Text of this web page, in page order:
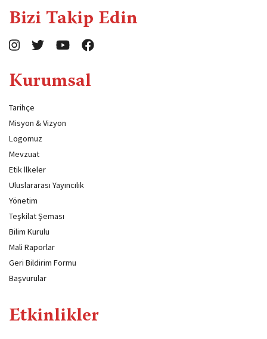
Bizi Takip Edin
Kurumsal
Tarihçe
Misyon & Vizyon
Logomuz
Mevzuat
Etik İlkeler
Uluslararası Yayıncılık
Yönetim
Teşkilat Şeması
Bilim Kurulu
Mali Raporlar
Geri Bildirim Formu
Başvurular
Etkinlikler